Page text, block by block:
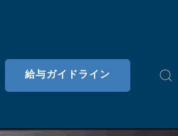
給与ガイドライン